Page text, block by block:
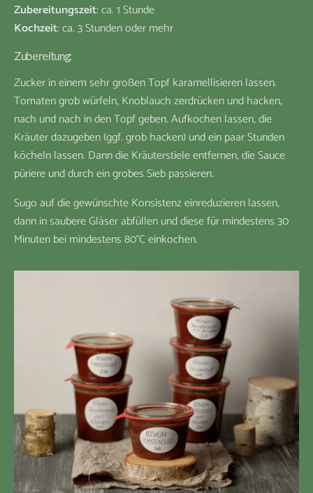
Zubereitungszeit: ca. 1 Stunde
Kochzeit: ca. 3 Stunden oder mehr
Zubereitung:
Zucker in einem sehr großen Topf karamellisieren lassen.
Tomaten grob würfeln, Knoblauch zerdrücken und hacken,
nach und nach in den Topf geben. Aufkochen lassen, die
Kräuter dazugeben (ggf. grob hacken) und ein paar Stunden
köcheln lassen. Dann die Kräuterstiele entfernen, die Sauce
püriere und durch ein grobes Sieb passieren.
Sugo auf die gewünschte Konsistenz einreduzieren lassen,
dann in saubere Gläser abfüllen und diese für mindestens 30
Minuten bei mindestens 80°C einkochen.